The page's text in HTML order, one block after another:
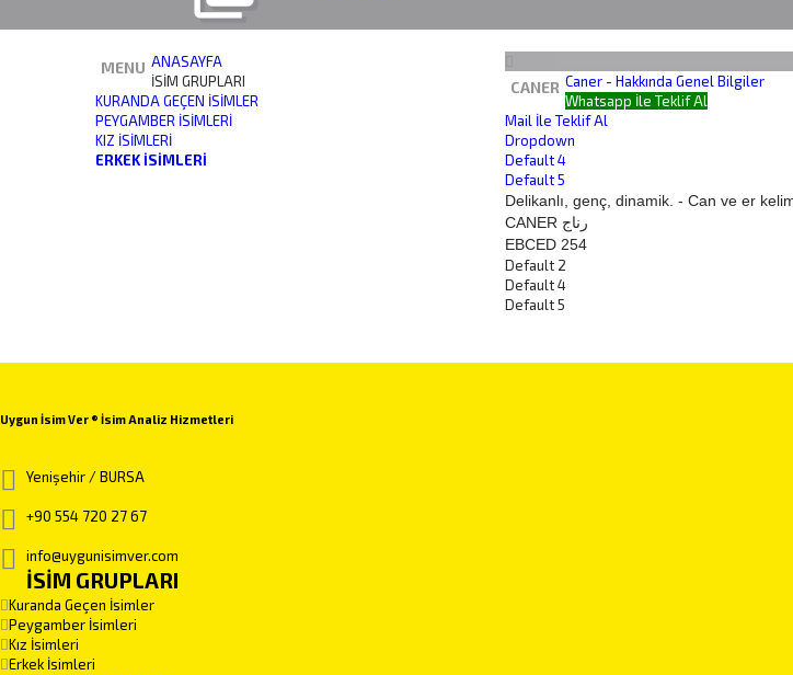
CANER Caner - Hakkında Genel Bilgiler
Whatsapp İle Teklif Al
Mail İle Teklif Al
Dropdown
Default 4
Default 5
Delikanlı, genç, dinamik. - Can ve er
CANER رناج
EBCED 254
Default 2
Default 4
Default 5
MENU ANASAYFA
İSİM GRUPLARI
KURANDA GEÇEN İSIMLER
PEYGAMBER İSIMLERI
KIZ İSIMLERI
ERKEK İSIMLERI
Uygun İsim Ver ® İsim Analiz Hizmetleri
Yenişehir / BURSA
+90 554 720 27 67
info@uygunisimver.com
İSİM GRUPLARI
Kuranda Geçen İsimler
Peygamber İsimleri
Kız İsimleri
Erkek İsimleri